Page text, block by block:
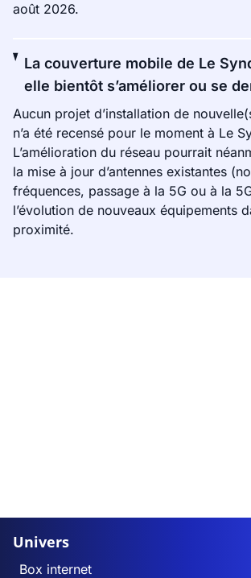
août 2026.
La couverture mobile de Le
elle bientôt s’améliorer ou se
Aucun projet d’installation de
n’a été recensé pour le moment à Le
L’amélioration du réseau pourrait
la mise à jour d’antennes existantes
fréquences, passage à la 5G ou à la
l’évolution de nouveaux équipements
proximité.
Univers
Box internet